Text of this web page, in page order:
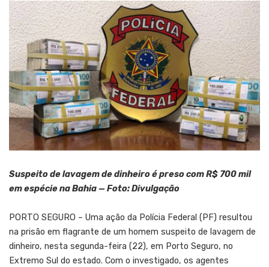
Suspeito de lavagem de dinheiro é preso com R$ 700 mil
em espécie na Bahia — Foto: Divulgação
PORTO SEGURO – Uma ação da Polícia Federal (PF) resultou
na prisão em flagrante de um homem suspeito de lavagem de
dinheiro, nesta segunda-feira (22), em Porto Seguro, no
Extremo Sul do estado. Com o investigado, os agentes